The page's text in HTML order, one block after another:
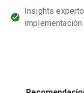
Insights
implementación